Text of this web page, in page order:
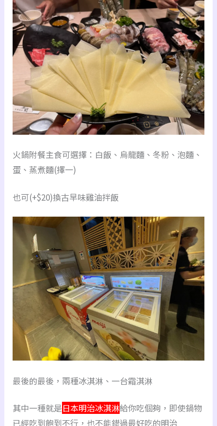
火鍋附餐主食可選擇：白飯、烏龍麵、冬粉、泡麵、
蛋、蒸煮麵(擇一)
也可(+$20)換古早味雞油拌飯
最後的最後，兩種冰淇淋、一台霜淇淋
其中一種就是日本明治冰淇淋給你吃個夠，即使鍋物
已經吃到飽到不行，也不能錯過最好吃的明治